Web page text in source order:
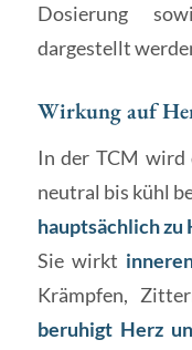
Dosierung
dargestellt
Wirkung auf
In der TCM wird
neutral bis kühl
hauptsächlich zu
Sie wirkt
Krämpfen,
beruhigt Herz